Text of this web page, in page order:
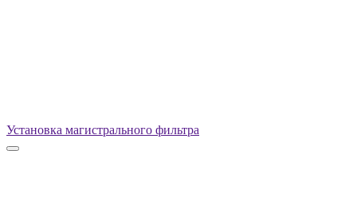
Установка магистрального фильтра